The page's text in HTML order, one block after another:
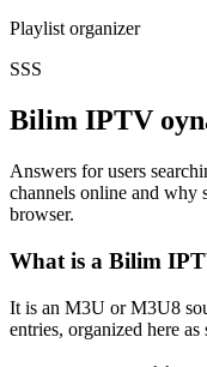
Playlist organizer
SSS
Bilim IPTV
Answers for users
channels online and
browser.
What is a Bilim
It is an M3U or M3U8
entries, organized here as